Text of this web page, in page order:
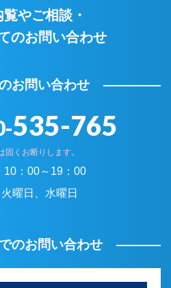
やご相談・
のお問い合わせ
お問い合わせ
535-765
くお断りします。
10：00～19：00
火曜日、水曜日
のお問い合わせ